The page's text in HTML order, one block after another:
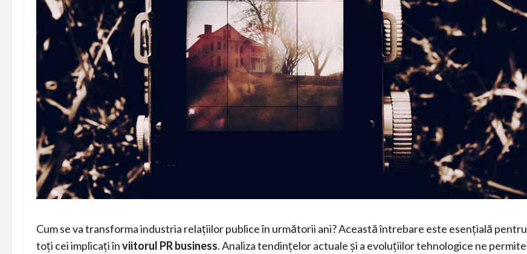
Cum se va transforma industria relațiilor publice în următorii ani? Această întrebare este esențială pentru
toți cei implicați înviitorul PR business. Analiza tendințelor actuale și a evoluțiilor tehnologice ne permite